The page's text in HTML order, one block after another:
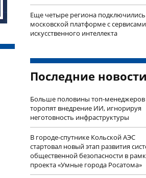
Еще четыре региона
московской платформе с сервисами
искусственного интеллекта
Последние новости
Больше половины топ-менеджеров
торопят внедрение ИИ, игнорируя
неготовность инфраструктуры
В городе-спутнике Кольской АЭС
стартовал новый этап развития
общественной безопасности в
проекта «Умные города Росатома»